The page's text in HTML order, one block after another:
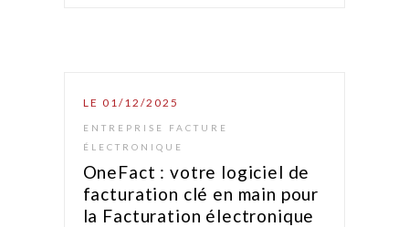
LE 01/12/2025
ENTREPRISE FACTURE
ÉLECTRONIQUE
OneFact : votre logiciel de
facturation clé en main pour
la Facturation électronique